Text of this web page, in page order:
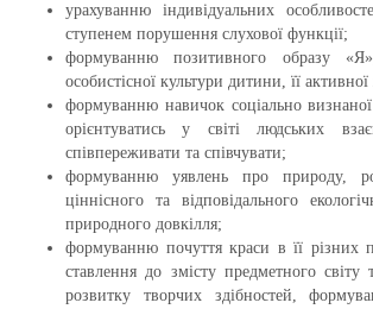
урахуванню індивідуальних
ступенем порушення слухової функції;
формуванню позитивного образу
особистісної культури дитини, її активної
формуванню навичок соціально
орієнтуватись у світі людських
співпереживати та співчувати;
формуванню уявлень про природу,
ціннісного та відповідального
природного довкілля;
формуванню почуття краси в її різних
ставлення до змісту предметного світу
розвитку творчих здібностей,